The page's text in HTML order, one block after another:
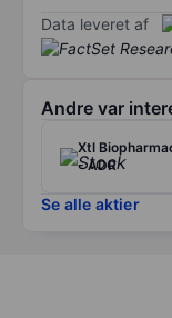
Data leveret af
Andre var
Xtl
- ADR
Se alle aktier